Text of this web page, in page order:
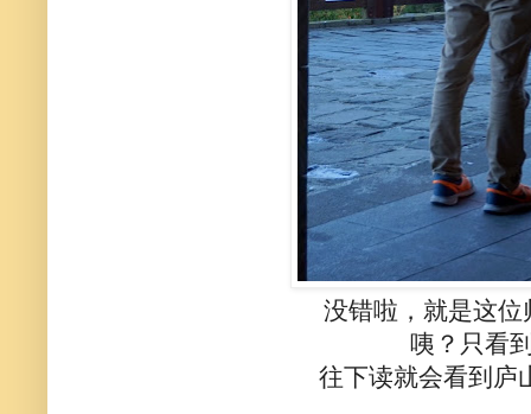
没错啦，就是这
咦？只看
往下读就会看到庐